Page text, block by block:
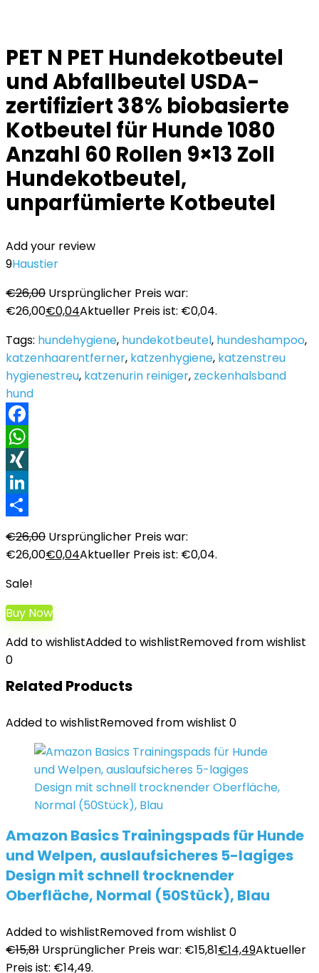
PET N PET Hundekotbeutel
und Abfallbeutel USDA-
zertifiziert 38% biobasierte
Kotbeutel für Hunde 1080
Anzahl 60 Rollen 9×13 Zoll
Hundekotbeutel,
unparfümierte Kotbeutel
Add your review
9Haustier
€26,00 Ursprünglicher Preis war:
€26,00€0,04Aktueller Preis ist: €0,04.
Tags: hundehygiene, hundekotbeutel, hundeshampoo,
katzenhaarentferner, katzenhygiene, katzenstreu
hygienestreu, katzenurin reiniger, zeckenhalsband
hund
Facebook
WhatsApp
XING
LinkedIn
€26,00 Ursprünglicher Preis war:
€26,00€0,04Aktueller Preis ist: €0,04.
Sale!
Buy Now
Add to wishlistAdded to wishlistRemoved from wishlist
0
Related Products
Added to wishlistRemoved from wishlist 0
Amazon Basics Trainingspads für Hunde
und Welpen, auslaufsicheres 5-lagiges
Design mit schnell trocknender
Oberfläche, Normal (50Stück), Blau
Added to wishlistRemoved from wishlist 0
€15,81 Ursprünglicher Preis war: €15,81€14,49Aktueller
Preis ist: €14,49.